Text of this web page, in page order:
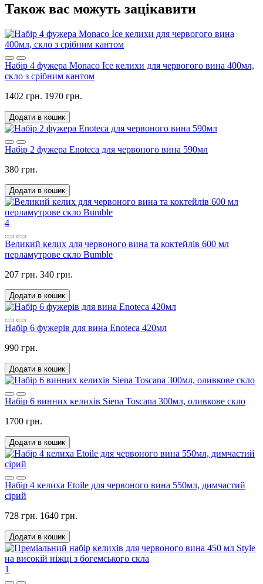
Також вас можуть зацікавити
Набір 4 фужера Monaco Ice келихи для червогого вина 400мл,
скло з срібним кантом
1402 грн. 1970 грн.
Додати в кошик
Набір 2 фужера Enoteca для червоного вина 590мл
380 грн.
Додати в кошик
4
Великий келих для червоного вина та коктейлів 600 мл
перламутрове скло Bumble
207 грн. 340 грн.
Додати в кошик
Набір 6 фужерів для вина Enoteca 420мл
990 грн.
Додати в кошик
Набір 6 винних келихів Siena Toscana 300мл, оливкове скло
1700 грн.
Додати в кошик
Набір 4 келиха Etoile для червоного вина 550мл, димчастий
сірий
728 грн. 1640 грн.
Додати в кошик
1